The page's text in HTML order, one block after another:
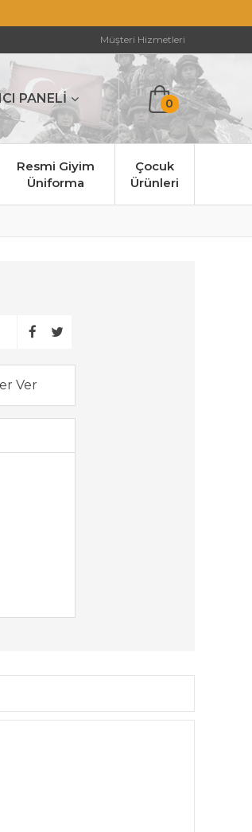
Müşteri Hizmetleri
PANELİ 0
Resmi Giyim
Üniforma
Çocuk
Ürünleri